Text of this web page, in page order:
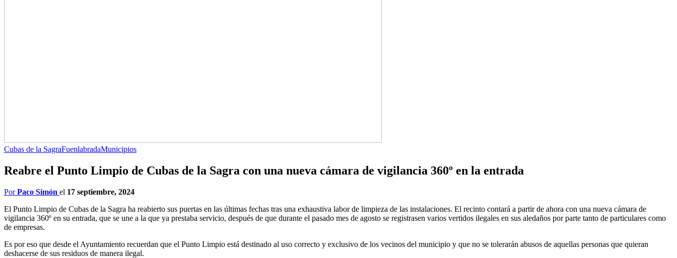
Cubas de la SagraFuenlabradaMunicipios
Reabre el Punto Limpio de Cubas de la Sagra con una nueva cámara de vigilancia 360º en la entrada
PorPaco Simón el 17 septiembre, 2024
El Punto Limpio de Cubas de la Sagra ha reabierto sus puertas en las últimas fechas tras una exhaustiva labor de limpieza de las instalaciones. El recinto contará a partir de ahora con una nueva cámara de
vigilancia 360º en su entrada, que se une a la que ya prestaba servicio, después de que durante el pasado mes de agosto se registrasen varios vertidos ilegales en sus aledaños por parte tanto de particulares como
de empresas.
Es por eso que desde el Ayuntamiento recuerdan que el Punto Limpio está destinado al uso correcto y exclusivo de los vecinos del municipio y que no se tolerarán abusos de aquellas personas que quieran
deshacerse de sus residuos de manera ilegal.